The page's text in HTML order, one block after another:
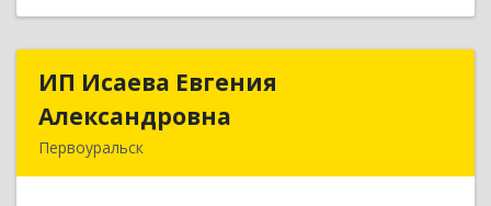
ИП Исаева Евгения
Александровна
Первоуральск
ИП Исаева Евгения